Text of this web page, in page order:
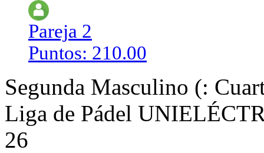
Pareja 2
Puntos: 210.00
Segunda Masculino (:
Liga de Pádel
26